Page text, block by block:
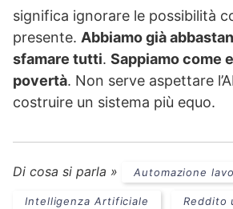
significa ignorare le possibilità
presente. Abbiamo già
sfamare tutti. Sappiamo come
povertà. Non serve aspettare
costruire un sistema più equo.
Di cosa si parla » Automazione
Intelligenza Artificiale Reddito